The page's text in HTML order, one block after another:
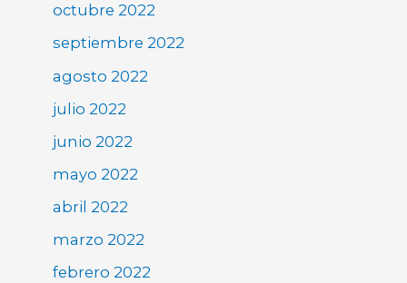
octubre 2022
septiembre 2022
agosto 2022
julio 2022
junio 2022
mayo 2022
abril 2022
marzo 2022
febrero 2022